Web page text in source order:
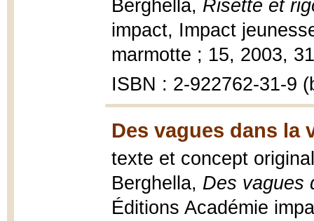
Berghella, Risette et
impact, Impact
marmotte ; 15, 2003,
ISBN : 2-922762-31-9
Des vagues dans la
texte et concept
Berghella, Des vagues
Éditions Académie